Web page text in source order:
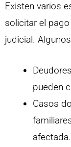
Existen varios
solicitar el
judicial.
pueden
Casos
afectada.